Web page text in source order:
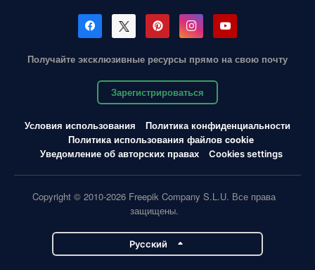
Получайте эксклюзивные ресурсы прямо на свою почту
Зарегистрироваться
Условия использования
Политика конфиденциальности
Политика использования файлов cookie
Уведомление об авторских правах
Cookies settings
Copyright © 2010-2026 Freepik Company S.L.U. Все права
защищены.
Pусский